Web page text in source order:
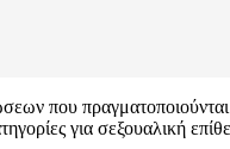
που
για σεξουαλική